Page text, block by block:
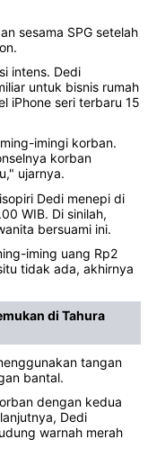
sesama SPG setelah
intens. Dedi
untuk bisnis rumah
iPhone seri terbaru 15
imingi korban.
korban
ujarnya.
Dedi menepi di
WIB. Di sinilah,
bersuami ini.
iming uang Rp2
tidak ada, akhirnya
di Tahura
tangan
bantal.
dengan kedua
Dedi
warnah merah